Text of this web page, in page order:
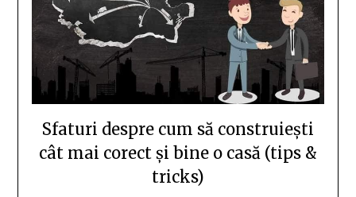
Sfaturi despre cum să construiești
cât mai corect și bine o casă (tips &
tricks)